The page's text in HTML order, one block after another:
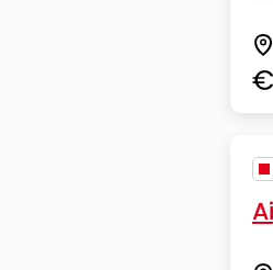
Lieu